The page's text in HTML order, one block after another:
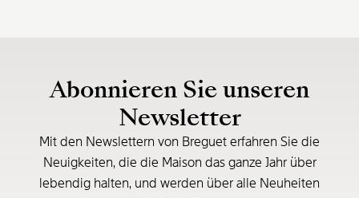
Abonnieren Sie unseren
Newsletter
Mit den Newslettern von Breguet erfahren Sie die
Neuigkeiten, die die Maison das ganze Jahr über
lebendig halten, und werden über alle Neuheiten